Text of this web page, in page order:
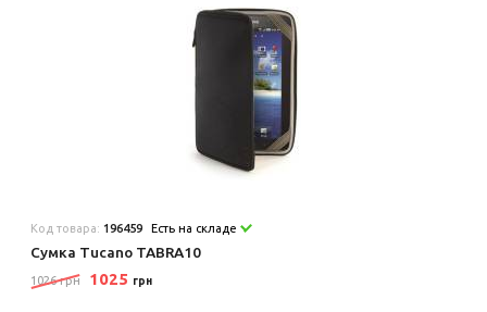
Код товара: 196459 Есть на складе
Сумка Tucano TABRA10
1026 грн 1025 грн